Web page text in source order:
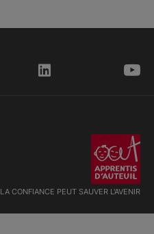
LA CONFIANCE PEUT SAUVER L'AVENIR